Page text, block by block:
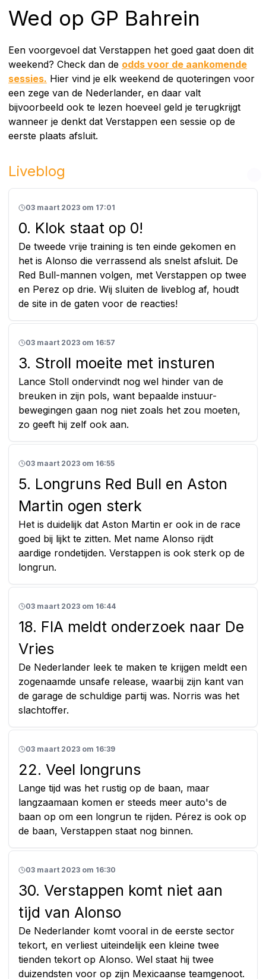
Wed op GP Bahrein
Een voorgevoel dat Verstappen het goed gaat doen dit
weekend? Check dan de odds voor de aankomende
sessies. Hier vind je elk weekend de quoteringen voor
een zege van de Nederlander, en daar valt
bijvoorbeeld ook te lezen hoeveel geld je terugkrijgt
wanneer je denkt dat Verstappen een sessie op de
eerste plaats afsluit.
Liveblog
03 maart 2023 om 17:01
0. Klok staat op 0!
De tweede vrije training is ten einde gekomen en
het is Alonso die verrassend als snelst afsluit. De
Red Bull-mannen volgen, met Verstappen op twee
en Perez op drie. Wij sluiten de liveblog af, houdt
de site in de gaten voor de reacties!
03 maart 2023 om 16:57
3. Stroll moeite met insturen
Lance Stoll ondervindt nog wel hinder van de
breuken in zijn pols, want bepaalde instuur-
bewegingen gaan nog niet zoals het zou moeten,
zo geeft hij zelf ook aan.
03 maart 2023 om 16:55
5. Longruns Red Bull en Aston
Martin ogen sterk
Het is duidelijk dat Aston Martin er ook in de race
goed bij lijkt te zitten. Met name Alonso rijdt
aardige rondetijden. Verstappen is ook sterk op de
longrun.
03 maart 2023 om 16:44
18. FIA meldt onderzoek naar De
Vries
De Nederlander leek te maken te krijgen meldt een
zogenaamde unsafe release, waarbij zijn kant van
de garage de schuldige partij was. Norris was het
slachtoffer.
03 maart 2023 om 16:39
22. Veel longruns
Lange tijd was het rustig op de baan, maar
langzaamaan komen er steeds meer auto's de
baan op om een longrun te rijden. Pérez is ook op
de baan, Verstappen staat nog binnen.
03 maart 2023 om 16:30
30. Verstappen komt niet aan
tijd van Alonso
De Nederlander komt vooral in de eerste sector
tekort, en verliest uiteindelijk een kleine twee
tienden tekort op Alonso. Wel staat hij twee
duizendsten voor op zijn Mexicaanse teamgenoot.